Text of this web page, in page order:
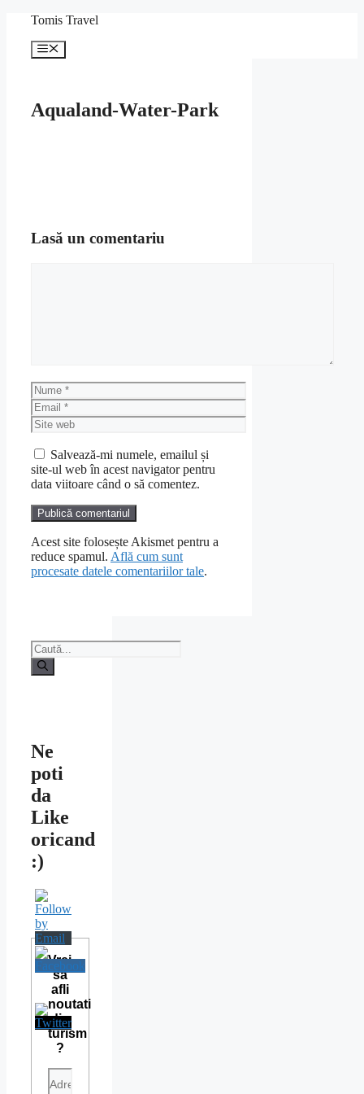
conținut
Tomis Travel
Meniu
Aqualand-Water-Park
Lasă un comentariu
Nume
Email
Site
web
Salvează-mi numele, emailul și
site-ul web în acest navigator pentru
data viitoare când o să comentez.
Acest site folosește Akismet pentru a
reduce spamul. Află cum sunt
procesate datele comentariilor tale.
Caută
după:
Ne
poti
da
Like
oricand
:)
Vrei
sa
afli
noutati
din
turism
?